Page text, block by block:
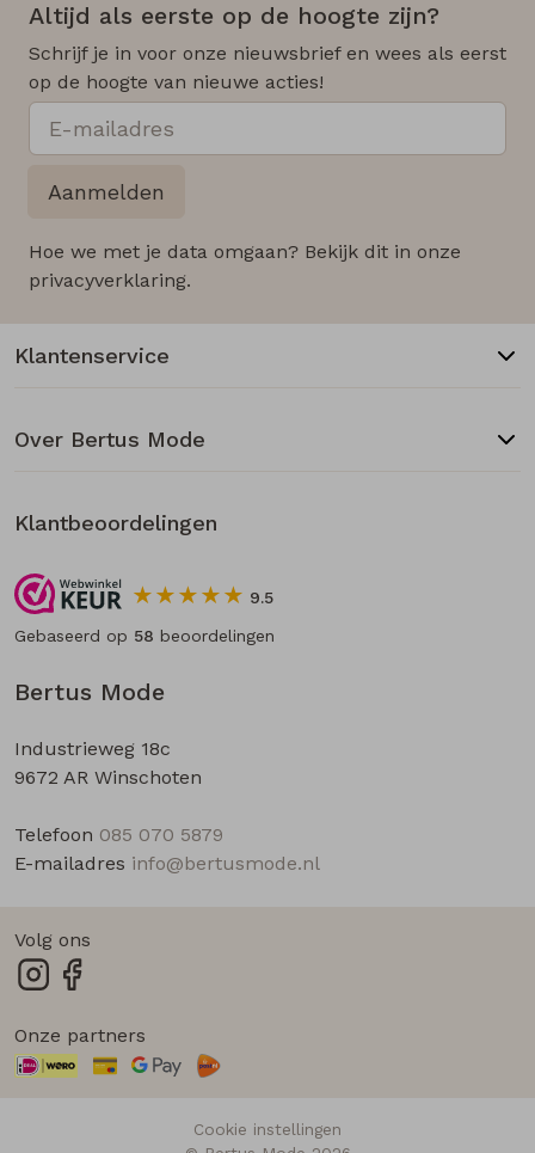
Altijd als eerste op de hoogte zijn?
Schrijf je in voor onze nieuwsbrief en wees als eerst
op de hoogte van nieuwe acties!
Aanmelden
Hoe we met je data omgaan? Bekijk dit in onze
privacyverklaring.
Bertus Mode
Industrieweg 18c
9672 AR Winschoten
Telefoon 085 070 5879
E-mailadres info@bertusmode.nl
Klantenservice
Over Bertus Mode
Klantbeoordelingen
9.5
Gebaseerd op 58 beoordelingen
Volg ons
Onze partners
Cookie instellingen